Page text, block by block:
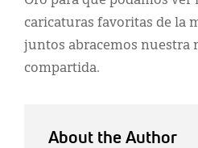
caricaturas favoritas de la
juntos abracemos
compartida.
About the Author